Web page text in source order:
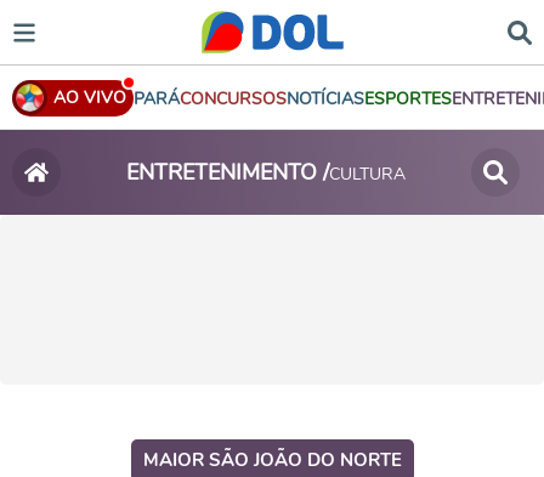
AO VIVO PARÁCONCURSOSNOTÍCIASESPORTES
ENTRETENIMENTO /CULTURA
MAIOR SÃO JOÃO DO NORTE